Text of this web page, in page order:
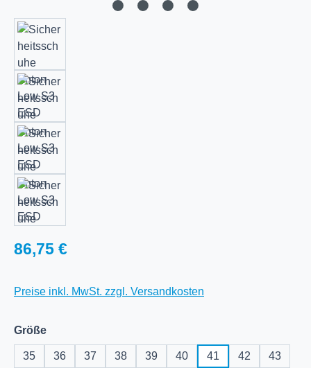
Regulärer Preis:
86,75 €
Preise inkl. MwSt. zzgl. Versandkosten
Größeauswählen
35 36 37 38 39 40 41 42
43